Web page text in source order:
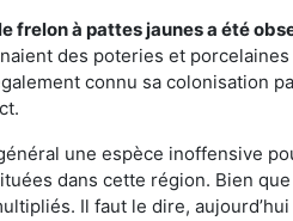
frelon à pattes jaunes a été
des poteries et
connu sa colonisation
une espèce inoffensive
dans cette région. Bien
Il faut le dire,